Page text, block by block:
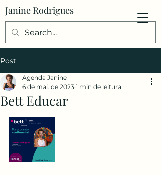
Janine Rodrigues
Post
Bett Educar
Agenda Janine
6 de mai. de 2023 1 min de leitura